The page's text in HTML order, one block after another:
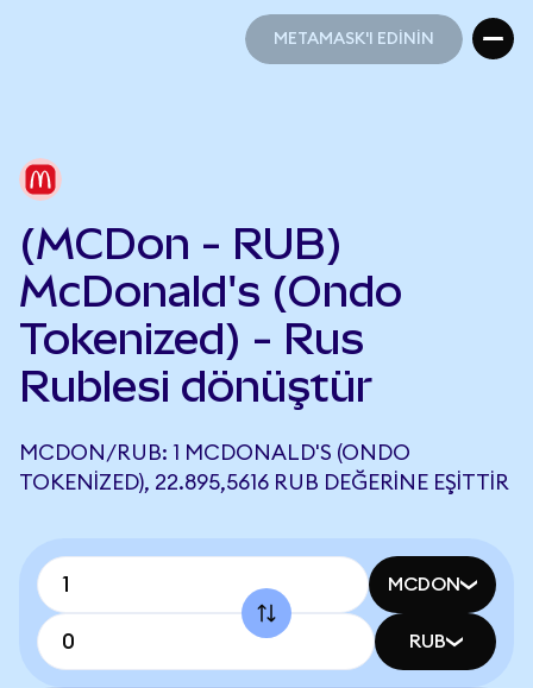
METAMASK'I EDİNİN
(MCDon - RUB)
McDonald's (Ondo
Tokenized) - Rus
Rublesi dönüştür
MCDON/RUB: 1 MCDONALD'S (ONDO
TOKENIZED), 22.895,5616 RUB DEĞERINE EŞITTIR
MCDON
RUB